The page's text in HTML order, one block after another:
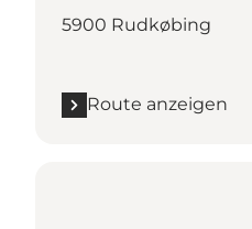
5900 Rudkøbing
Route anzeigen